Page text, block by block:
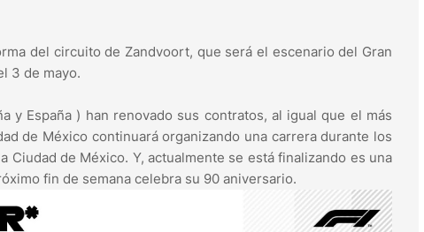
del circuito de Zandvoort, que será el escenario del Gran
3 de mayo.
y España ) han renovado sus contratos, al igual que el más
de México continuará organizando una carrera durante los
de México. Y, actualmente se está finalizando es una
fin de semana celebra su 90 aniversario.